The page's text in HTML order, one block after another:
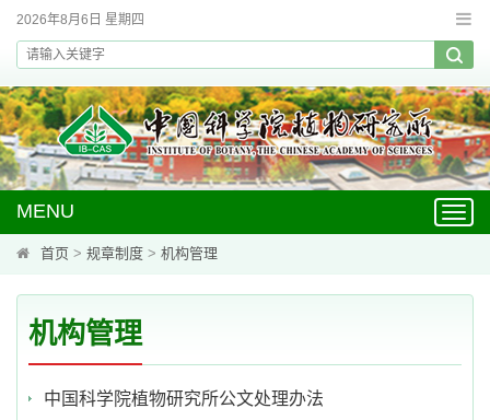
2026年8月6日 星期四
MENU
首页 > 规章制度 > 机构管理
机构管理
中国科学院植物研究所公文处理办法